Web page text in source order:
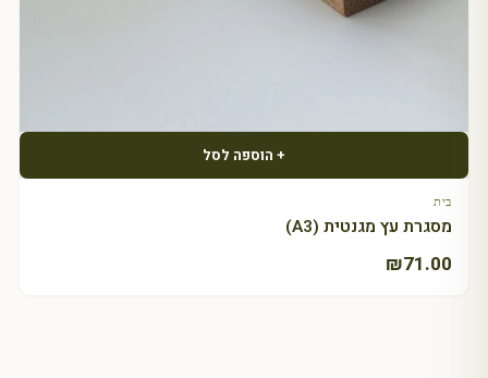
+ הוספה לסל
בית
מסגרת עץ מגנטית (A3)
₪71.00